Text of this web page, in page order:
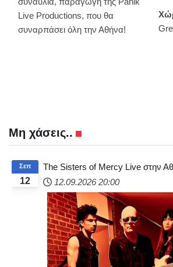
Live Productions, που θα
συναρπάσει όλη την Αθήνα!
Μη χάσεις..
12
Σεπ
The Sisters of Mercy Live στην
12.09.2026 20:00